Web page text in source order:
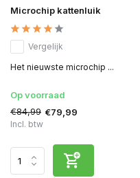
Microchip kattenluik
Vergelijk
Het nieuwste microchip ...
Op voorraad
€84,99 €79,99
Incl. btw